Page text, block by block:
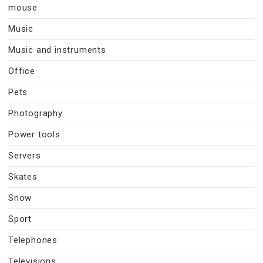
mouse
Music
Music and instruments
Office
Pets
Photography
Power tools
Servers
Skates
Snow
Sport
Telephones